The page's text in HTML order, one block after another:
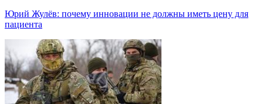
Юрий Жулёв: почему инновации не должны иметь цену для
пациента